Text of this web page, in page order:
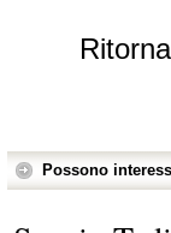
Possono